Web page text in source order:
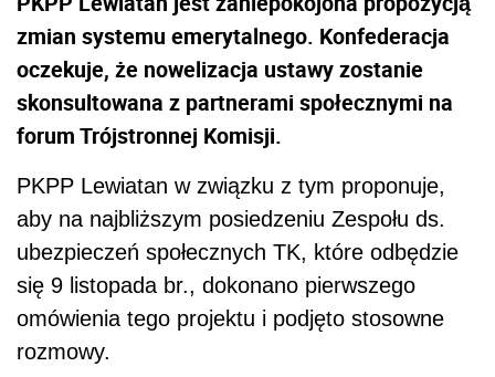
zmian systemu emerytalnego. Konfederacja
oczekuje, że nowelizacja ustawy zostanie
skonsultowana z partnerami społecznymi na
forum Trójstronnej Komisji.
PKPP Lewiatan w związku z tym proponuje,
aby na najbliższym posiedzeniu Zespołu ds.
ubezpieczeń społecznych TK, które odbędzie
się 9 listopada br., dokonano pierwszego
omówienia tego projektu i podjęto stosowne
rozmowy.